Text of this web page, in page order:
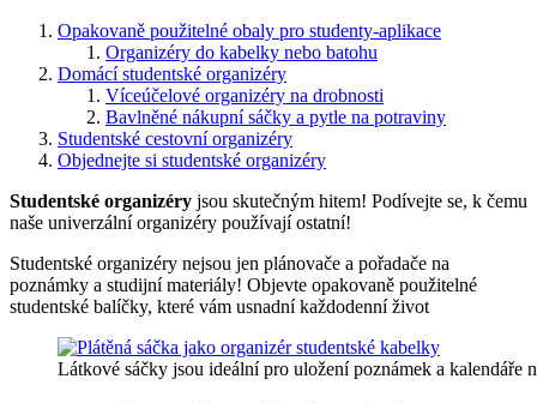
Opakovaně použitelné obaly pro studenty-aplikace
Organizéry do kabelky nebo batohu
Domácí studentské organizéry
Víceúčelové organizéry na drobnosti
Bavlněné nákupní sáčky a pytle na potraviny
Studentské cestovní organizéry
Objednejte si studentské organizéry
Studentské organizéry jsou skutečným hitem! Podívejte se, k čemu
naše univerzální organizéry používají ostatní!
Studentské organizéry nejsou jen plánovače a pořadače na
poznámky a studijní materiály! Objevte opakovaně použitelné
studentské balíčky, které vám usnadní každodenní život
Látkové sáčky jsou ideální pro uložení poznámek a kalendáře